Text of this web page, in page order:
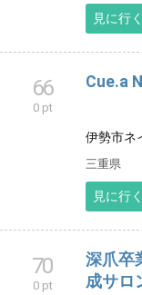
見に行く
66
0 pt
Cue.a
伊勢市ネ
三重県
見に行く
70
0 pt
深爪卒
成サロ